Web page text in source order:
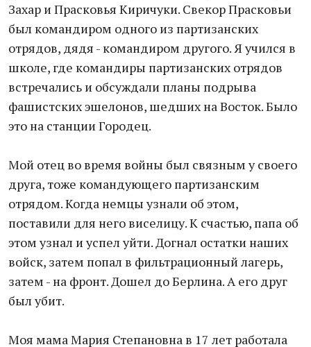
Захар и Прасковья Киричуки. Свекор Прасковьи
был командиром одного из партизанских
отрядов, дядя - командиром другого. Я учился в
школе, где командиры партизанских отрядов
встречались и обсуждали планы подрыва
фашистских эшелонов, шедших на Восток. Было
это на станции Городец.
Мой отец во время войны был связным у своего
друга, тоже командующего партизанским
отрядом. Когда немцы узнали об этом,
поставили для него виселицу. К счастью, папа об
этом узнал и успел уйти. Догнал остатки наших
войск, затем попал в фильтрационный лагерь,
затем - на фронт. Дошел до Берлина. А его друг
был убит.
Моя мама Мария Степановна в 17 лет работала